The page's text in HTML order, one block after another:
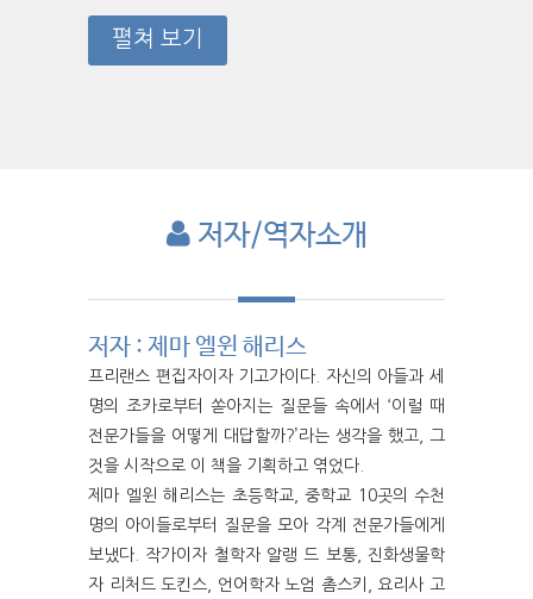
펼쳐 보기
저자/역자소개
저자 : 제마 엘윈 해리스
프리랜스 편집자이자 기고가이다. 자신의 아들과 세
명의 조카로부터 쏟아지는 질문들 속에서 ‘이럴 때
전문가들을 어떻게 대답할까?’라는 생각을 했고, 그
것을 시작으로 이 책을 기획하고 엮었다.
제마 엘윈 해리스는 초등학교, 중학교 10곳의 수천
명의 아이들로부터 질문을 모아 각계 전문가들에게
보냈다. 작가이자 철학자 알랭 드 보통, 진화생물학
자 리처드 도킨스, 언어학자 노엄 촘스키, 요리사 고